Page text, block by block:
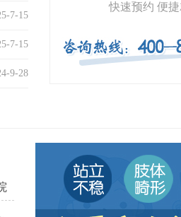
7-15
7-15
9-28
快速预约 便